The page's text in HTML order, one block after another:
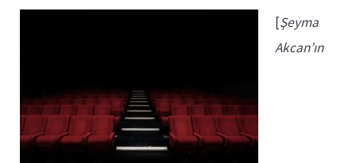
[Şeyma
Akcan’ın